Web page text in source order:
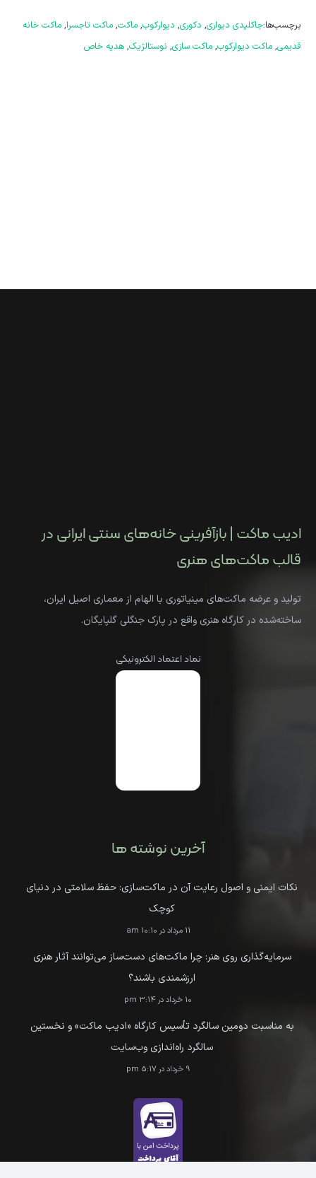
برچسب‌ها:جاکلیدی دیواری, دکوری, دیوارکوب, ماکت, ماکت تاجسرا, ماکت خانه
قدیمی, ماکت دیوارکوب, ماکت سازی, نوستالژیک, هدیه خاص
ادیب ماکت | بازآفرینی خانه‌های سنتی ایرانی در
قالب ماکت‌های هنری
تولید و عرضه ماکت‌های مینیاتوری با الهام از معماری اصیل ایران،
ساخته‌شده در کارگاه هنری واقع در پارک جنگلی گلپایگان.
نماد اعتماد الکترونیکی
آخرین نوشته ها
نکات ایمنی و اصول رعایت آن در ماکت‌سازی: حفظ سلامتی در دنیای
کوچک
11 مرداد در 10:10 am
سرمایه‌گذاری روی هنر: چرا ماکت‌های دست‌ساز می‌توانند آثار هنری
ارزشمندی باشند؟
10 خرداد در 3:14 pm
به مناسبت دومین سالگرد تأسیس کارگاه «ادیب ماکت» و نخستین
سالگرد راه‌اندازی وب‌سایت
9 خرداد در 5:17 pm